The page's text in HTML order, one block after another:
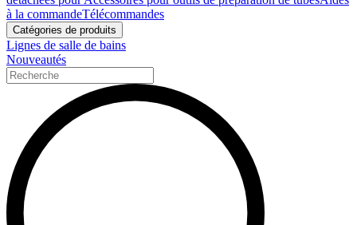
à la commandeTélécommandes
Catégories de produits
Lignes de salle de bains
Nouveautés